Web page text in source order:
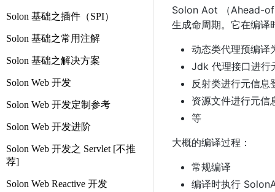
Solon 基础之插件（SPI）
Solon 基础之常用注解
Solon 基础之解决方案
Solon Web 开发
Solon Web 开发定制参考
Solon Web 开发进阶
Solon Web 开发之 Servlet [不推
荐]
Solon Web Reactive 开发
Solon Aot （Ahead-
生成命周期。它在编译
动态类代理预编译
Jdk 代理接口进行
反射类进行元信息
资源文件进行元信
等
大概的编译过程：
常规编译
编译时执行